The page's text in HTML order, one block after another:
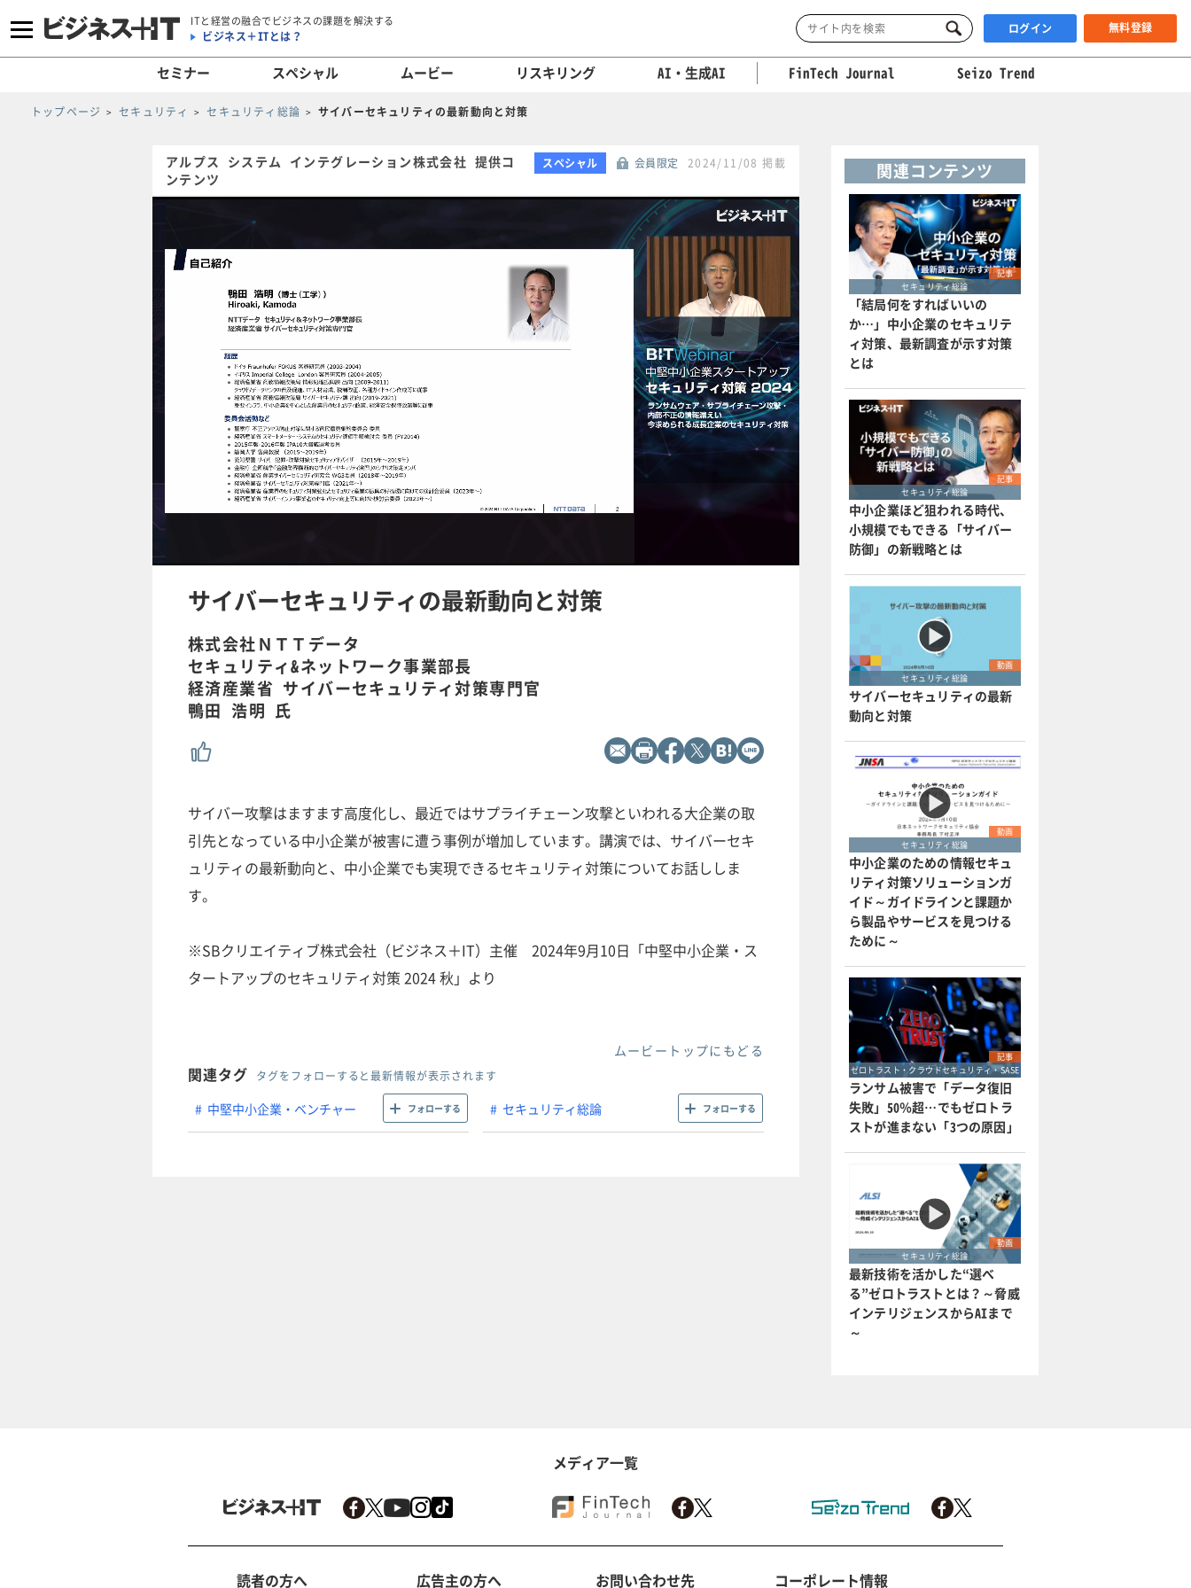
ITと経営の融合でビジネスの課題を解決する
ビジネス＋ITとは？ ログイン 無料登録
セミナー スペシャル ムービー リスキリング AI・生成AI FinTech Journal Seizo Trend
トップページ セキュリティ セキュリティ総論 サイバーセキュリティの最新動向と対策
アルプス システム インテグレーション株式会社 提供コ
ンテンツ
スペシャル 会員限定 2024/11/08 掲載
n
e
o
e
d
l
サイバーセキュリティの最新動向と対策
株式会社ＮＴＴデータ
セキュリティ&ネットワーク事業部長
経済産業省 サイバーセキュリティ対策専門官
鴨田 浩明 氏
サイバー攻撃はますます高度化し、最近ではサプライチェーン攻撃といわれる大企業の取
引先となっている中小企業が被害に遭う事例が増加しています。講演では、サイバーセキ
ュリティの最新動向と、中小企業でも実現できるセキュリティ対策についてお話ししま
す。
※SBクリエイティブ株式会社（ビジネス＋IT）主催 2024年9月10日「中堅中小企業・ス
タートアップのセキュリティ対策 2024 秋」より
ムービートップにもどる
関連タグ タグをフォローすると最新情報が表示されます
中堅中小企業・ベンチャー フォローする セキュリティ総論 フォローする
関連コンテンツ
記事
セキュリティ総論
「結局何をすればいいの
か…」中小企業のセキュリテ
ィ対策、最新調査が示す対策
とは
記事
セキュリティ総論
中小企業ほど狙われる時代、
小規模でもできる「サイバー
防御」の新戦略とは
動画
セキュリティ総論
サイバーセキュリティの最新
動向と対策
動画
セキュリティ総論
中小企業のための情報セキュ
リティ対策ソリューションガ
イド～ガイドラインと課題か
ら製品やサービスを見つける
ために～
記事
ゼロトラスト・クラウドセキュリティ・SASE
ランサム被害で「データ復旧
失敗」50％超…でもゼロトラ
ストが進まない「3つの原因」
動画
セキュリティ総論
最新技術を活かした“選べ
る”ゼロトラストとは？～脅威
インテリジェンスからAIまで
～
メディア一覧
読者の方へ 広告主の方へ お問い合わせ先 コーポレート情報